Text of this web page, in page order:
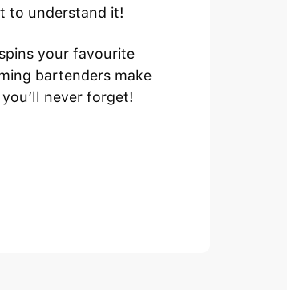
to understand it!
your favourite
bartenders make
never forget!